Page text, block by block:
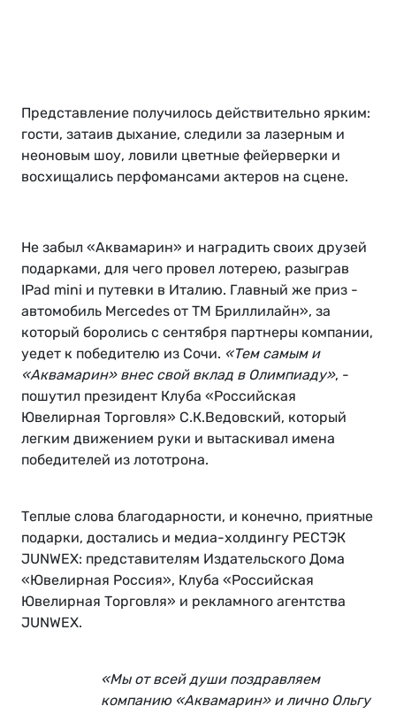
Представление получилось действительно ярким:
гости, затаив дыхание, следили за лазерным и
неоновым шоу, ловили цветные фейерверки и
восхищались перфомансами актеров на сцене.
Не забыл «Аквамарин» и наградить своих друзей
подарками, для чего провел лотерею, разыграв
IPad mini и путевки в Италию. Главный же приз -
автомобиль Mercedes от ТМ Бриллилайн», за
который боролись с сентября партнеры компании,
уедет к победителю из Сочи. «Тем самым и
«Аквамарин» внес свой вклад в Олимпиаду», -
пошутил президент Клуба «Российская
Ювелирная Торговля» С.К.Ведовский, который
легким движением руки и вытаскивал имена
победителей из лототрона.
Теплые слова благодарности, и конечно, приятные
подарки, достались и медиа-холдингу РЕСТЭК
JUNWEX: представителям Издательского Дома
«Ювелирная Россия», Клуба «Российская
Ювелирная Торговля» и рекламного агентства
JUNWEX.
«Мы от всей души поздравляем
компанию «Аквамарин» и лично Ольгу